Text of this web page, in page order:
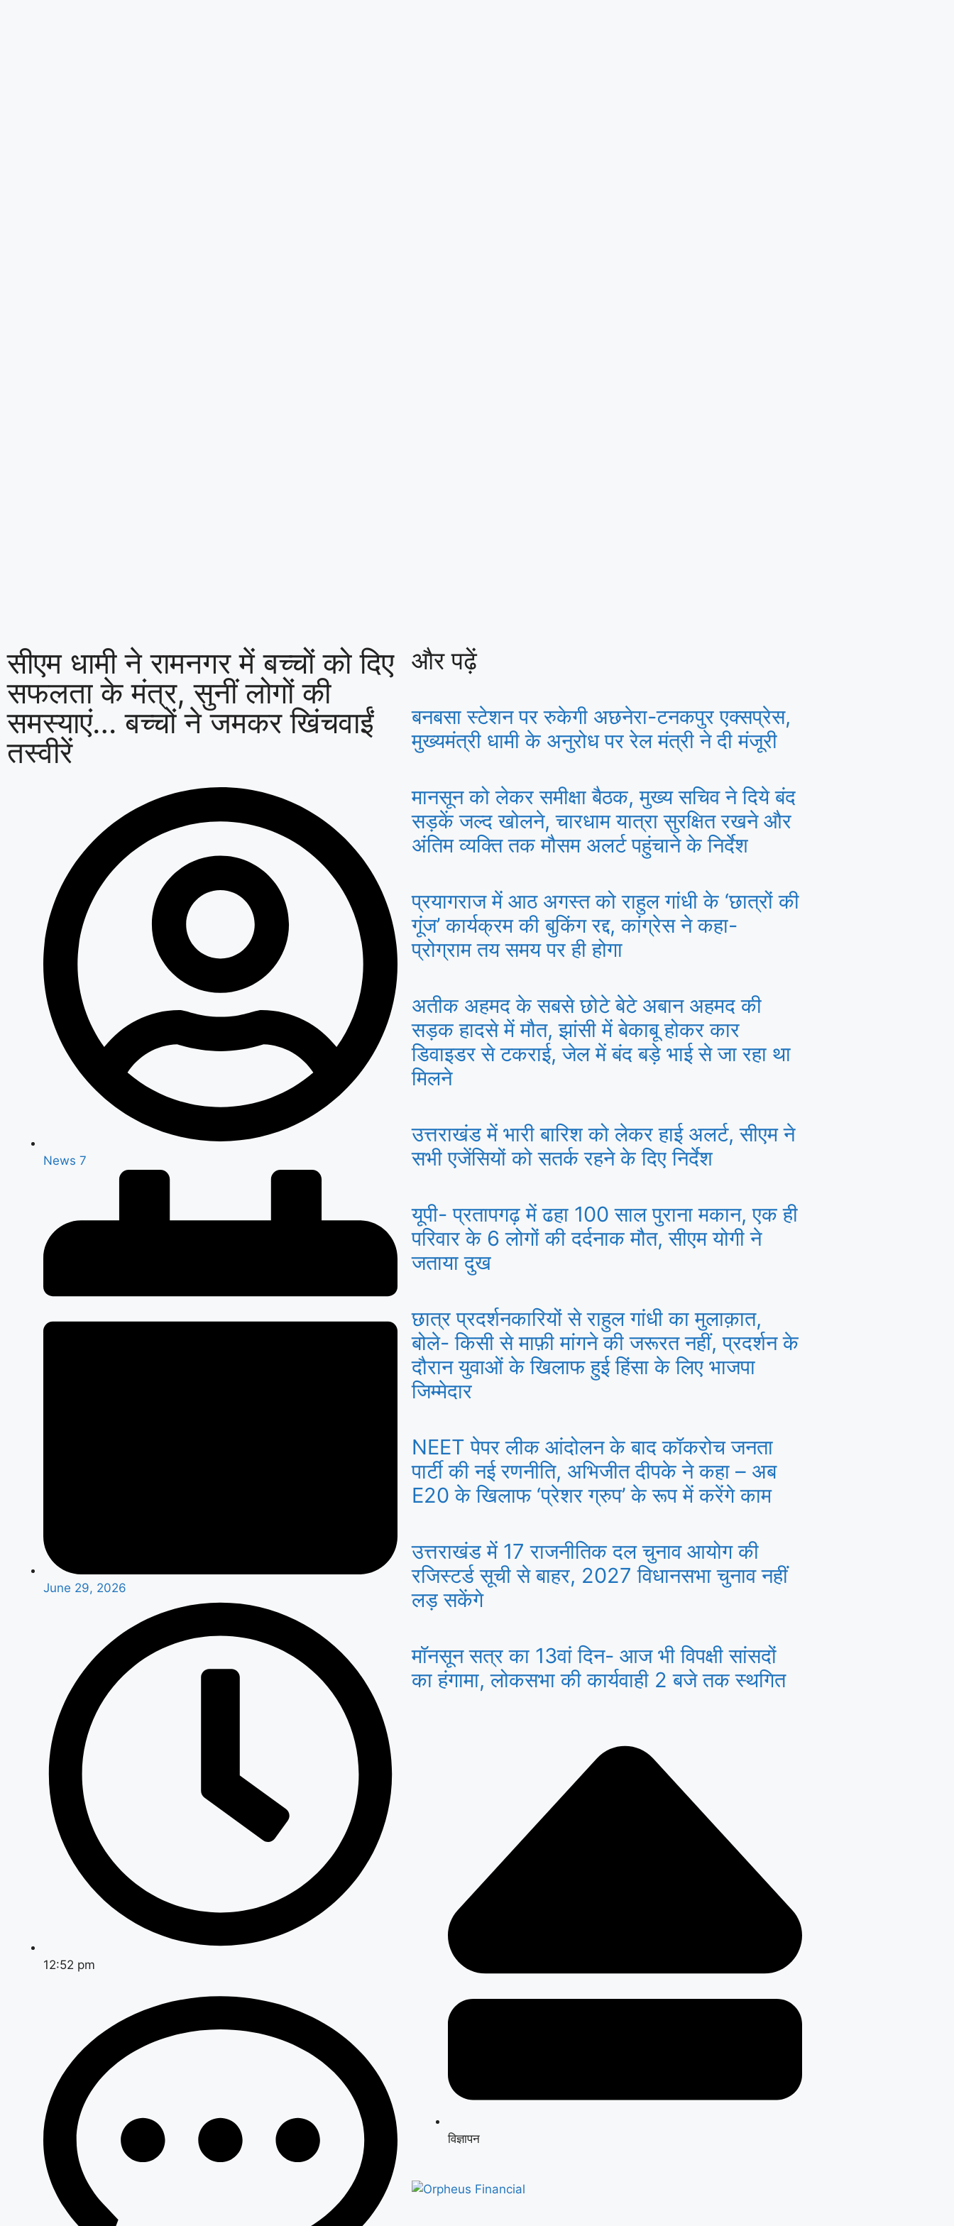
सीएम धामी ने रामनगर में बच्चों को दिए
सफलता के मंत्र, सुनीं लोगों की
समस्याएं… बच्चों ने जमकर खिंचवाईं
तस्वीरें
News 7
June 29, 2026
12:52 pm
और पढ़ें
बनबसा स्टेशन पर रुकेगी अछनेरा-टनकपुर एक्सप्रेस,
मुख्यमंत्री धामी के अनुरोध पर रेल मंत्री ने दी मंजूरी
मानसून को लेकर समीक्षा बैठक, मुख्य सचिव ने दिये बंद
सड़कें जल्द खोलने, चारधाम यात्रा सुरक्षित रखने और
अंतिम व्यक्ति तक मौसम अलर्ट पहुंचाने के निर्देश
प्रयागराज में आठ अगस्त को राहुल गांधी के ‘छात्रों की
गूंज’ कार्यक्रम की बुकिंग रद्द, कांग्रेस ने कहा-
प्रोग्राम तय समय पर ही होगा
अतीक अहमद के सबसे छोटे बेटे अबान अहमद की
सड़क हादसे में मौत, झांसी में बेकाबू होकर कार
डिवाइडर से टकराई, जेल में बंद बड़े भाई से जा रहा था
मिलने
उत्तराखंड में भारी बारिश को लेकर हाई अलर्ट, सीएम ने
सभी एजेंसियों को सतर्क रहने के दिए निर्देश
यूपी- प्रतापगढ़ में ढहा 100 साल पुराना मकान, एक ही
परिवार के 6 लोगों की दर्दनाक मौत, सीएम योगी ने
जताया दुख
छात्र प्रदर्शनकारियों से राहुल गांधी का मुलाक़ात,
बोले- किसी से माफ़ी मांगने की जरूरत नहीं, प्रदर्शन के
दौरान युवाओं के खिलाफ हुई हिंसा के लिए भाजपा
जिम्मेदार
NEET पेपर लीक आंदोलन के बाद कॉकरोच जनता
पार्टी की नई रणनीति, अभिजीत दीपके ने कहा – अब
E20 के खिलाफ ‘प्रेशर ग्रुप’ के रूप में करेंगे काम
उत्तराखंड में 17 राजनीतिक दल चुनाव आयोग की
रजिस्टर्ड सूची से बाहर, 2027 विधानसभा चुनाव नहीं
लड़ सकेंगे
मॉनसून सत्र का 13वां दिन- आज भी विपक्षी सांसदों
का हंगामा, लोकसभा की कार्यवाही 2 बजे तक स्थगित
विज्ञापन